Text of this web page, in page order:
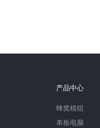
产品中心
蜂窝模组
单板电脑